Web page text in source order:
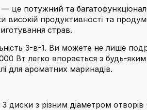
— це потужний та
продуктивності та
страв.
3-в-1. Ви можете не лише
Вт легко впорається з будь-
для ароматних маринадів.
3 диски з різним діаметром